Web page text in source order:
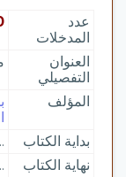
عدد
المدخلات
العنوان
التفصيلي
المؤلف
بداية الكتاب
نهاية الكتاب